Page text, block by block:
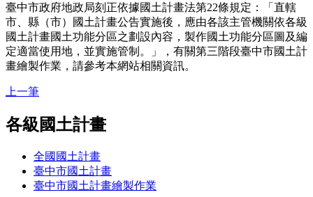
臺中市政府地政局刻正依據國土計畫法第22條規定：「直轄
市、縣（市）國土計畫公告實施後，應由各該主管機關依各級
國土計畫國土功能分區之劃設內容，製作國土功能分區圖及編
定適當使用地，並實施管制。」，有關第三階段臺中市國土計
畫繪製作業，請參考本網站相關資訊。
上一筆
各級國土計畫
全國國土計畫
臺中市國土計畫
臺中市國土計畫繪製作業